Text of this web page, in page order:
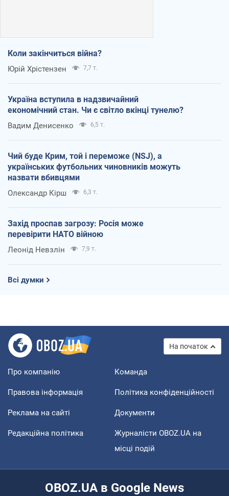
Коли закінчиться війна?
Юрій Хрістензен 7,7 т.
Україна вступила в надзвичайний
економічний стан. Чи є світло вкінці тунелю?
Вадим Денисенко 6,5 т.
Чий буде Крим, той і переможе (NSJ), а
українських футбольних чиновників можуть
назвати вбивцями
Олександр Кірш 6,3 т.
Захід проспав загрозу: Росія може
перевірити НАТО війною
Леонід Невзлін 7,9 т.
Всі думки
На початок
Про компанію Команда
Правова інформація Політика конфіденційності
Реклама на сайті Документи
Редакційна політика
Журналісти OBOZ.UA на
місці подій
OBOZ.UA в Google News